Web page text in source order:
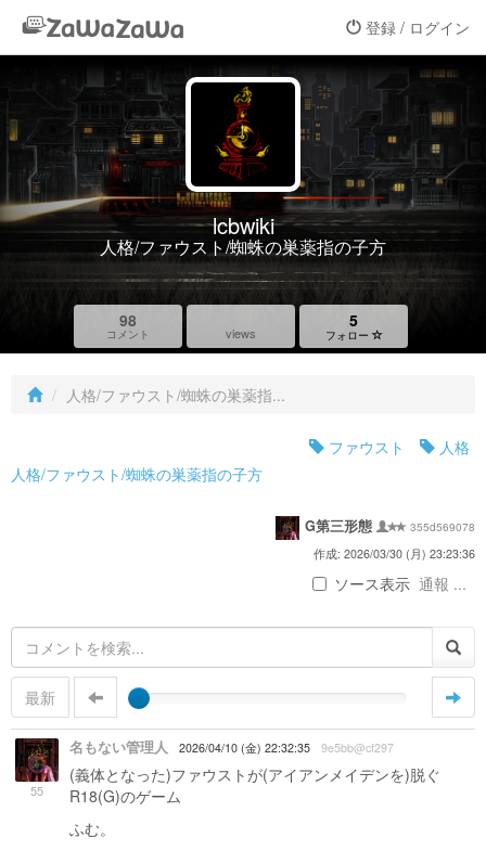
登録 / ログイン
lcbwiki
人格/ファウスト/蜘蛛の巣薬指の子方
98
コメント views
5
フォロー
人格/ファウスト/蜘蛛の巣薬指...
ファウスト
人格
人格/ファウスト/蜘蛛の巣薬指の子方
G第三形態
355d569078
作成: 2026/03/30 (月) 23:23:36
ソース表示 通報 ...
最新
55
名もない管理人 2026/04/10 (金) 22:32:35 9e5bb@cf297
(義体となった)ファウストが(アイアンメイデンを)脱ぐ
R18(G)のゲーム
ふむ。